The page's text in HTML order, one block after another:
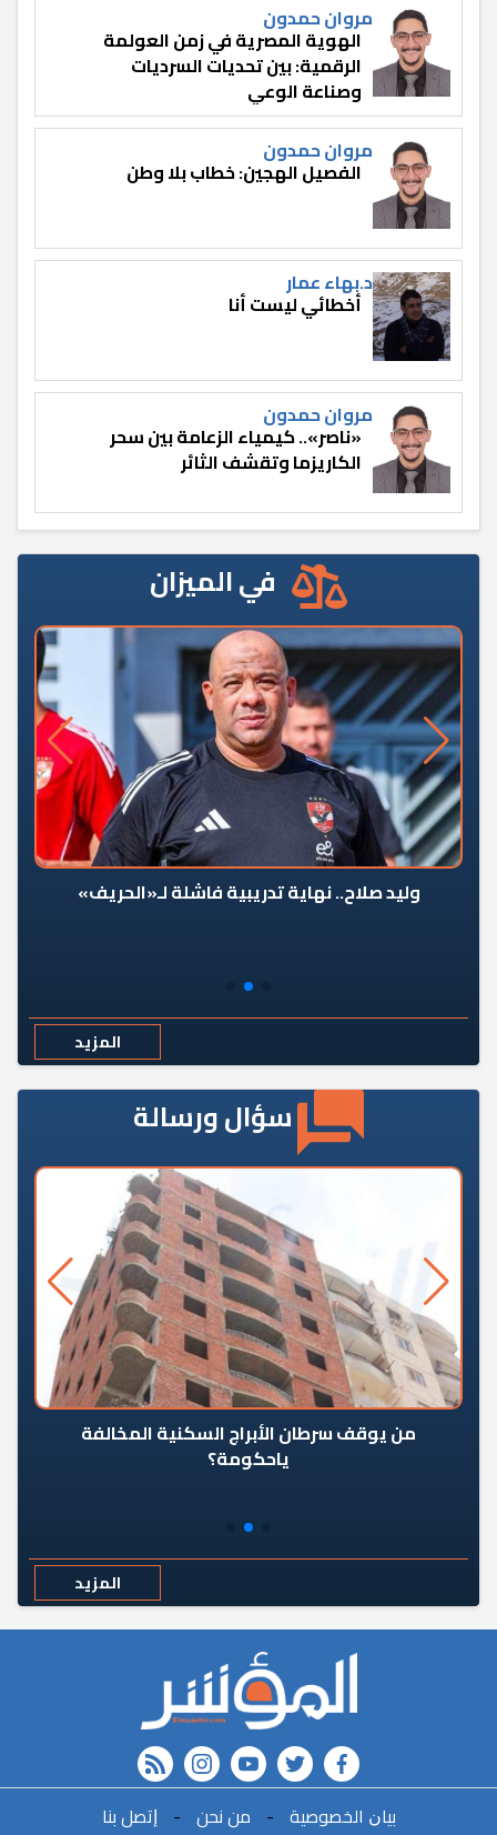
مروان حمدون
الهوية المصرية في زمن العولمة
الرقمية: بين تحديات السرديات
وصناعة الوعي
مروان حمدون
الفصيل الهجين: خطاب بلا وطن
د.بهاء عمار
أخطائي ليست أنا
مروان حمدون
«ناصر».. كيمياء الزعامة بين سحر
الكاريزما وتقشف الثائر
في الميزان
وليد صلاح.. نهاية تدريبية فاشلة لـ«الحريف»
المزيد
سؤال ورسالة
من يوقف سرطان الأبراج السكنية المخالفة
ياحكومة؟
المزيد
FACEBOOK
twitter
youtube
instagram
rss feed
ﺑﻴﺎﻥ اﻟﺨﺼﻮﺻﻴﺔ - ﻣﻦ ﻧﺤﻦ - ﺇﺗﺼﻞ ﺑﻨﺎ